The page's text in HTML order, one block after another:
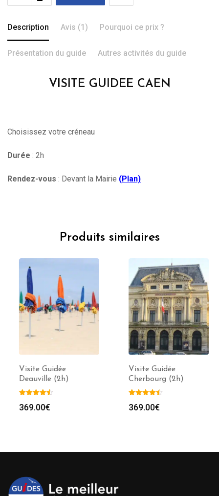
Description Avis (1) Pourquoi ce prix ?
Présentation du guide Autres activités du guide
VISITE GUIDEE CAEN
Choisissez votre créneau
Durée : 2h
Rendez-vous : Devant la Mairie (Plan)
Produits similaires
Visite Guidée
Deauville (2h)
369.00€
Visite Guidée
Cherbourg (2h)
369.00€